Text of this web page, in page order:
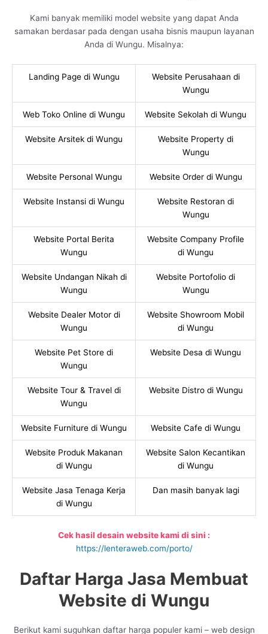
Kami banyak memiliki model website yang dapat Anda
samakan berdasar pada dengan usaha bisnis maupun layanan
Anda di Wungu. Misalnya:
Landing Page di Wungu
Website Perusahaan di
Wungu
Web Toko Online di Wungu Website Sekolah di Wungu
Website Arsitek di Wungu
Website Property di
Wungu
Website Personal Wungu Website Order di Wungu
Website Instansi di Wungu
Website Restoran di
Wungu
Website Portal Berita
Wungu
Website Company Profile
di Wungu
Website Undangan Nikah di
Wungu
Website Portofolio di
Wungu
Website Dealer Motor di
Wungu
Website Showroom Mobil
di Wungu
Website Pet Store di
Wungu
Website Desa di Wungu
Website Tour & Travel di
Wungu
Website Distro di Wungu
Website Furniture di Wungu Website Cafe di Wungu
Website Produk Makanan
di Wungu
Website Salon Kecantikan
di Wungu
Website Jasa Tenaga Kerja
di Wungu
Dan masih banyak lagi
Cek hasil desain website kami di sini :
https://lenteraweb.com/porto/
Daftar Harga Jasa Membuat
Website di Wungu
Berikut kami suguhkan daftar harga populer kami – web design